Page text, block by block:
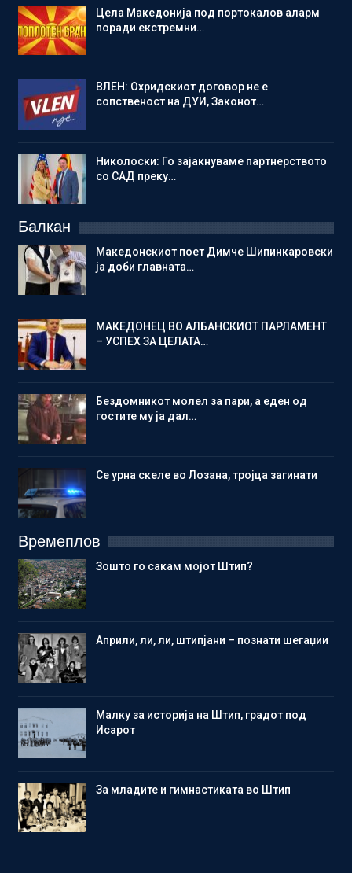
Цела Македонија под портокалов аларм
поради екстремни…
ВЛЕН: Охридскиот договор не е
сопственост на ДУИ, Законот…
Николоски: Го зајакнуваме партнерството
со САД преку…
Балкан
Македонскиот поет Димче Шипинкаровски
ја доби главната…
МАКЕДОНЕЦ ВО АЛБАНСКИОТ ПАРЛАМЕНТ
– УСПЕХ ЗА ЦЕЛАТА…
Бездомникот молел за пари, а еден од
гостите му ја дал…
Се урна скеле во Лозана, тројца загинати
Времеплов
Зошто го сакам мојот Штип?
Aприли, ли, ли, штипјани – познати шегаџии
Малку за историја на Штип, градот под
Исарот
Зa младите и гимнастиката во Штип